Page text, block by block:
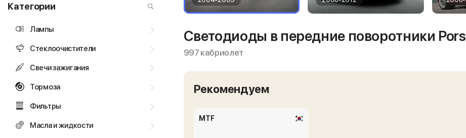
Категории
Лампы
Стеклоочистители
Свечи зажигания
Тормоза
Фильтры
Масла и жидкости
Светодиоды в передние поворотники
997 кабриолет
Рекомендуем
MTF